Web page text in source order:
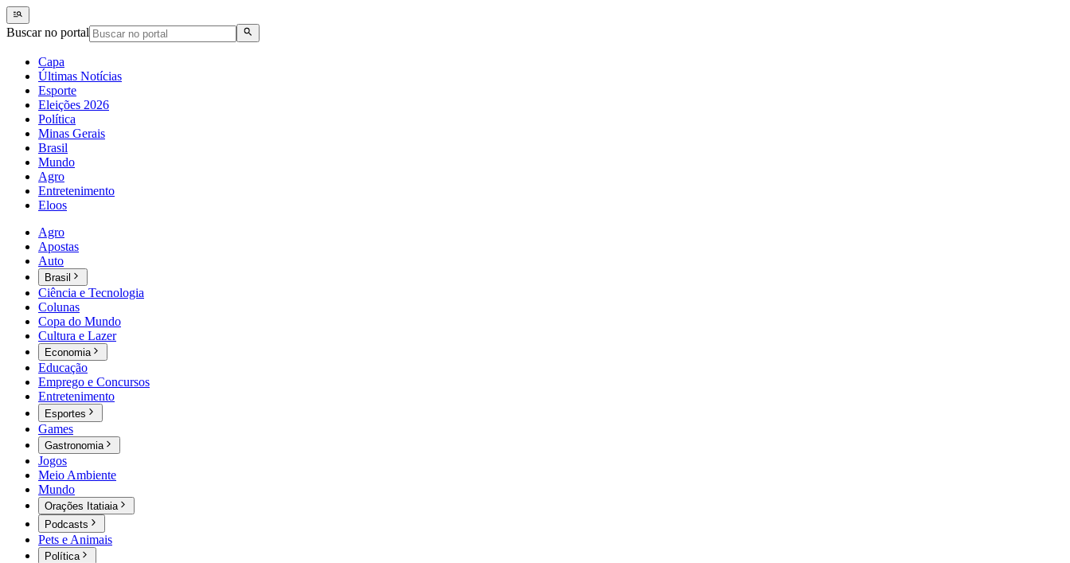
Buscar no portal
Capa
Últimas Notícias
Esporte
Eleições 2026
Política
Minas Gerais
Brasil
Mundo
Agro
Entretenimento
Eloos
Agro
Apostas
Auto
Brasil
Ciência e Tecnologia
Colunas
Copa do Mundo
Cultura e Lazer
Economia
Educação
Emprego e Concursos
Entretenimento
Esportes
Games
Gastronomia
Jogos
Meio Ambiente
Mundo
Orações Itatiaia
Podcasts
Pets e Animais
Política